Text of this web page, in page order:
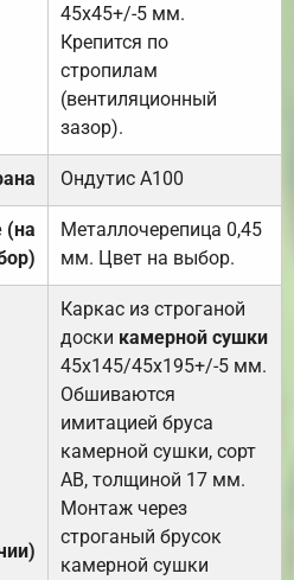
45х45+/-5 мм.
Крепится по
стропилам
(вентиляционный
зазор).
Ондутис А100
(на
Металлочерепица 0,45
мм. Цвет на выбор.
Каркас из строганой
доски камерной сушки
45х145/45х195+/-5 мм.
Обшиваются
имитацией бруса
камерной сушки, сорт
АВ, толщиной 17 мм.
Монтаж через
строганый брусок
камерной сушки